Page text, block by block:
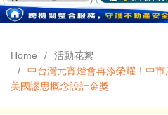
Home
活動花絮
中台灣元宵燈會再添榮耀！中
美國謬思概念設計金獎